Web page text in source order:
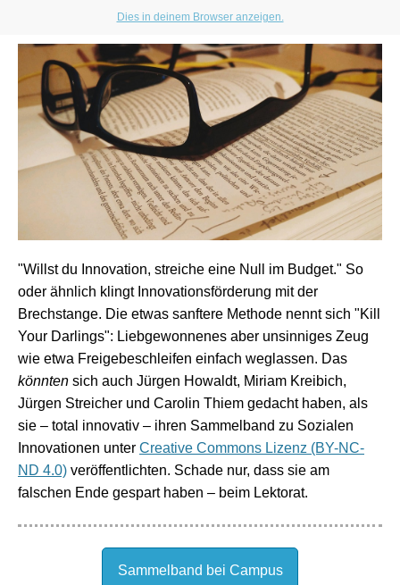
Dies in deinem Browser anzeigen.
"Willst du Innovation, streiche eine Null im Budget." So
oder ähnlich klingt Innovationsförderung mit der
Brechstange. Die etwas sanftere Methode nennt sich "Kill
Your Darlings": Liebgewonnenes aber unsinniges Zeug
wie etwa Freigebeschleifen einfach weglassen. Das
könnten sich auch Jürgen Howaldt, Miriam Kreibich,
Jürgen Streicher und Carolin Thiem gedacht haben, als
sie – total innovativ – ihren Sammelband zu Sozialen
Innovationen unter Creative Commons Lizenz (BY-NC-
ND 4.0) veröffentlichten. Schade nur, dass sie am
falschen Ende gespart haben – beim Lektorat.
Sammelband bei Campus